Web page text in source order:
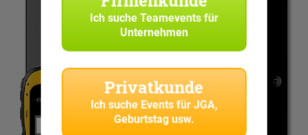
Ich sucheTeamevents für
Unternehmen
Privatkunde
Ich suche Events für JGA,
Geburtstag usw.